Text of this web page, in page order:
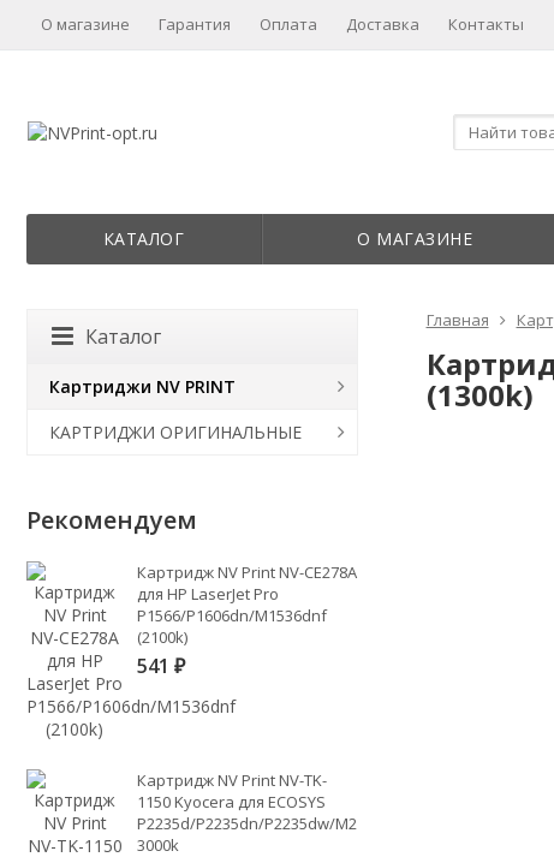
О магазине Гарантия Оплата Доставка Контакты
КАТАЛОГ О МАГАЗИНЕ
Главная
(1300k)
Каталог
Картриджи NV PRINT
КАРТРИДЖИ ОРИГИНАЛЬНЫЕ
Рекомендуем
Картридж NV Print NV-CE278A
для HP LaserJet Pro
P1566/P1606dn/M1536dnf
(2100k)
541 ₽
Картридж NV Print NV-TK-
1150 Kyocera для ECOSYS
P2235d/P2235dn/P2235dw/M2135dn/M2635dn/M2635dw/
3000k